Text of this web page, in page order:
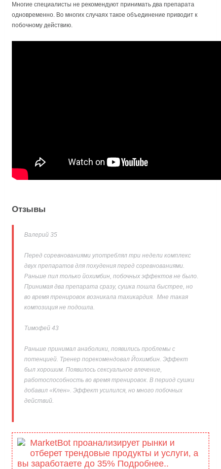
Многие специалисты не рекомендуют принимать два препарата
одновременно. Во многих случаях такое объединение приводит к
побочному действию.
Отзывы
Валерий 35
Перед соревнованиями употреблял три недели комплекс
двух препаратов для похудения перед соревнованиями.
Раньше пил только йохимбин, побочных эффектов не было.
Принимая два препарата сразу, сушка пошла быстрее, но
во время тренировок возникала тахикардия. Мне такая
композиция не подошла.
Тимофей 43
Раньше принимал анаболики, появились проблемы с
потенцией. Тренер порекомендовал Йохимбин. Эффект
был хорошим. Появилось сексуальное влечение,
работоспособность во время тренировок. В период сушки
добавил «Клен». Эффект усилился, но много побочных
действий.
MarketBot проанализирует рынки и
отберет трендовые продукты и услуги, а
вы заработаете до 35% Подробнее..